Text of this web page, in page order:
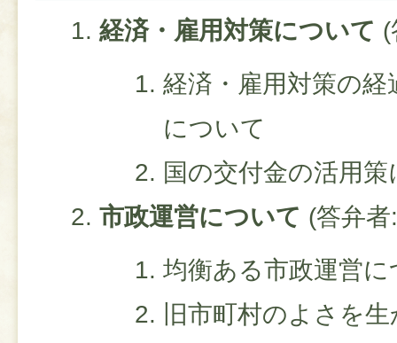
経済・雇用対策について (
経済・雇用対策の
について
国の交付金の活用
市政運営について (答弁
均衡ある市政運営に
旧市町村のよさを